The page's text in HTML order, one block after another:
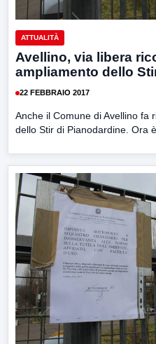
ATTUALITÀ
Avellino, via libera
ampliamento dello
22 FEBBRAIO 2017
Anche il Comune di Avellino fa
dello Stir di Pianodardine. Ora